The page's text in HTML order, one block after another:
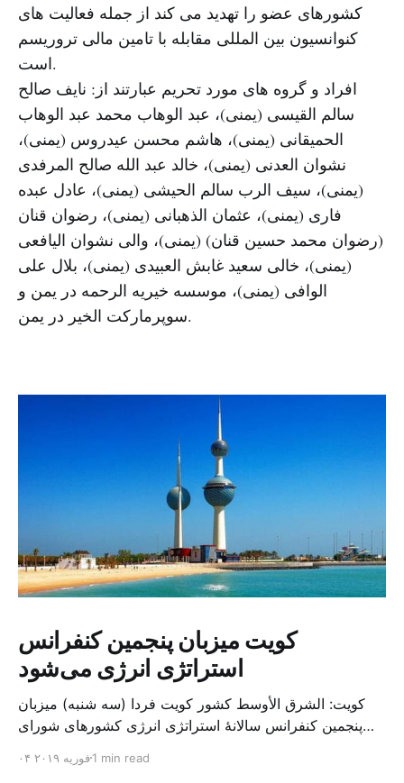
کشورهای عضو را تهدید می کند از جمله فعالیت های
کنوانسیون بین المللی مقابله با تامین مالی تروریسم
است.
افراد و گروه های مورد تحریم عبارتند از: نایف صالح
سالم القیسی (یمنی)، عبد الوهاب محمد عبد الوهاب
الحمیقانی (یمنی)، هاشم محسن عیدروس (یمنی)،
نشوان العدنی (یمنی)، خالد عبد الله صالح المرفدی
(یمنی)، سیف الرب سالم الحیشی (یمنی)، عادل عبده
فاری (یمنی)، عثمان الذهبانی (یمنی)، رضوان قنان
(رضوان محمد حسین قنان)‌ (یمنی)، والی نشوان الیافعی
(یمنی)، خالى سعید غابش العبیدی (یمنی)، بلال علی
الوافی (یمنی)، موسسه خیریه الرحمه در یمن و
سوپرمارکت الخیر در یمن.
کویت میزبان پنجمین کنفرانس
استراتژی انرژی می‌شود
کویت: الشرق الأوسط کشور کویت فردا (سه شنبه) میزبان
پنجمین کنفرانس سالانهٔ استراتژی انرژی کشورهای شورای
متخصص از شرکت‌های جهانی نفت و گاز در این کنفرانس
۰۴ فوریه ۲۰۱۹1 min read